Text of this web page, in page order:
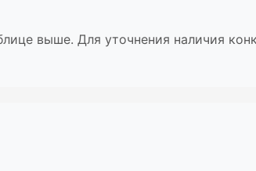
выше. Для уточнения наличия